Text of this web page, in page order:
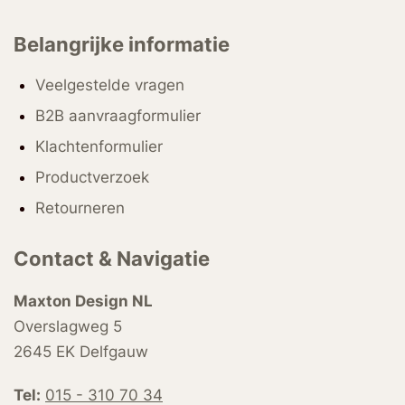
Belangrijke informatie
Veelgestelde vragen
B2B aanvraagformulier
Klachtenformulier
Productverzoek
Retourneren
Contact & Navigatie
Maxton Design NL
Overslagweg 5
2645 EK Delfgauw
Tel: 015 - 310 70 34